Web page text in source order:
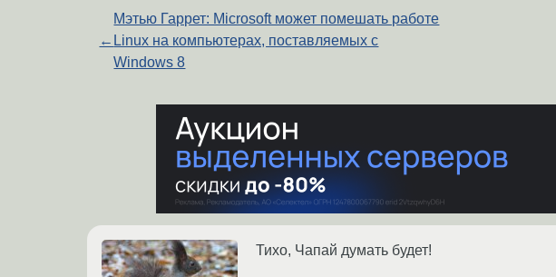
←
Мэтью Гаррет: Microsoft может помешать работе
Linux на компьютерах, поставляемых с
Windows 8
Тихо, Чапай думать будет!